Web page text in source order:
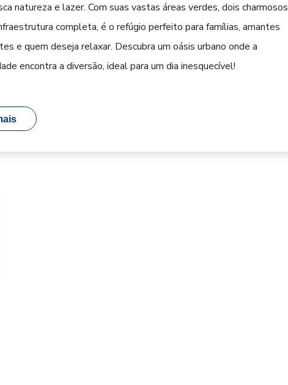
natureza e lazer. Com suas vastas áreas verdes, dois charmosos
completa, é o refúgio perfeito para famílias, amantes
e quem deseja relaxar. Descubra um oásis urbano onde a
encontra a diversão, ideal para um dia inesquecível!